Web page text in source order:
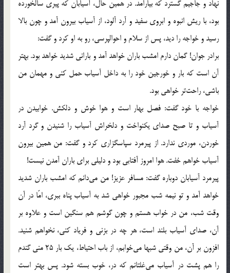
نهاد و جاجيم گسترد كه بيارامد. در همين حال، آسيابان كه پيري سالخورده
بود، با ريش انبوه و ابروي سفيد و آرد آلود، از آسياب بيرون آمد و چون بالا
رسيد و خواجه را ديد، پس از سلام و احوالپرسي، رو به او كرد و گفت:
برادر جوان! گمان دارم امشب باران خواهد آمد و باراني شديد خواهد بود. بهتر
آن است كه بار و خورجين خود را به داخل آسياب حمل كني و مهمان من
باشي، راحت‌تر خواهي بود.
خواجه با خود گفت: فصل بهار است و هوا خوش و دلكش. خوابيدن در
آسياب و تا صبح صداي يكنواخت و دلخراش آسياب را شنيدن و گرد آرد
خوردن، موردي ندارد. از پيرمرد سپاسگزاري كرد و گفت: من همين بيرون
آسياب خواهم خفت. هوا امروز آفتابي بود و دليلي براي باران آمدن نيست!
پيرمرد آسيابان دوباره گفت: مسافر عزيز! من مي‌دانم كه امشب باران شديد
خواهد آمد و تو نيمه شب مجبور خواهي شد به آسياب پناه ببري، امّا در آن
وقت شب، من در خواب هستم و چون گوشم هم سنگين است و علاوه بر
آن، صداي آسياب بلند است، هر چه در بزني و فرياد كني، نخواهم شنيد.
افزون بر آن، من وقتي شبها مي‌خوابم، از باب احتياط، يك بار 25 مني گندم
را هم پشت در آسياب مي‌غلتانم كه در، خوب بسته شود. پس بهتر است